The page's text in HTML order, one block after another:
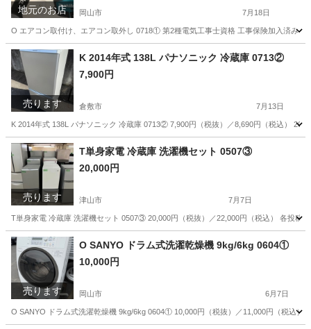
地元のお店 岡山市 7月18日
O エアコン取付け、エアコン取外し 0718① 第2種電気工事士資格 工事保険加入済み
岡山 岡山市 取り外し
売ります
K 2014年式 138L パナソニック 冷蔵庫 0713②
7,900円
倉敷市 7月13日
K 2014年式 138L パナソニック 冷蔵庫 0713② 7,900円（税抜）／8,690円（税込）
岡山 倉敷市 キッチン家電 商品
売ります
T単身家電 冷蔵庫 洗濯機セット 0507③
20,000円
津山市 7月7日
T単身家電 冷蔵庫 洗濯機セット 0507③ 20,000円（税抜）／22,000円（税込） 各投
岡山 津山市 キッチン家電 商品
売ります
O SANYO ドラム式洗濯乾燥機 9kg/6kg 0604①
10,000円
岡山市 6月7日
O SANYO ドラム式洗濯乾燥機 9kg/6kg 0604① 10,000円（税抜）／11,000円（税込